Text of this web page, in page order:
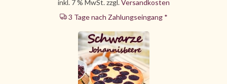
inkl. 7 % MwSt. zzgl.Versandkosten
3 Tage nach Zahlungseingang *